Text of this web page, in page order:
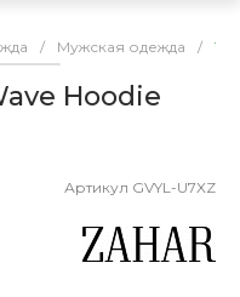
/ Мужская одежда /
Hoodie
Артикул GVYL-U7XZ